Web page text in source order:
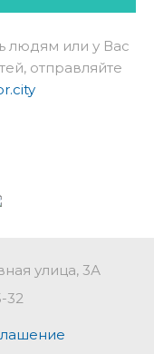
людям или у Вас
отправляйте
улица, 3А
32